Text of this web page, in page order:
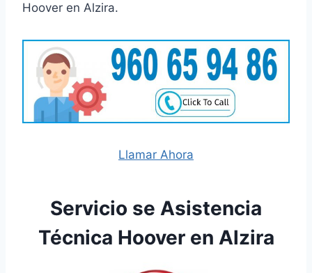
Hoover en Alzira.
Llamar Ahora
Servicio se Asistencia
Técnica Hoover en Alzira